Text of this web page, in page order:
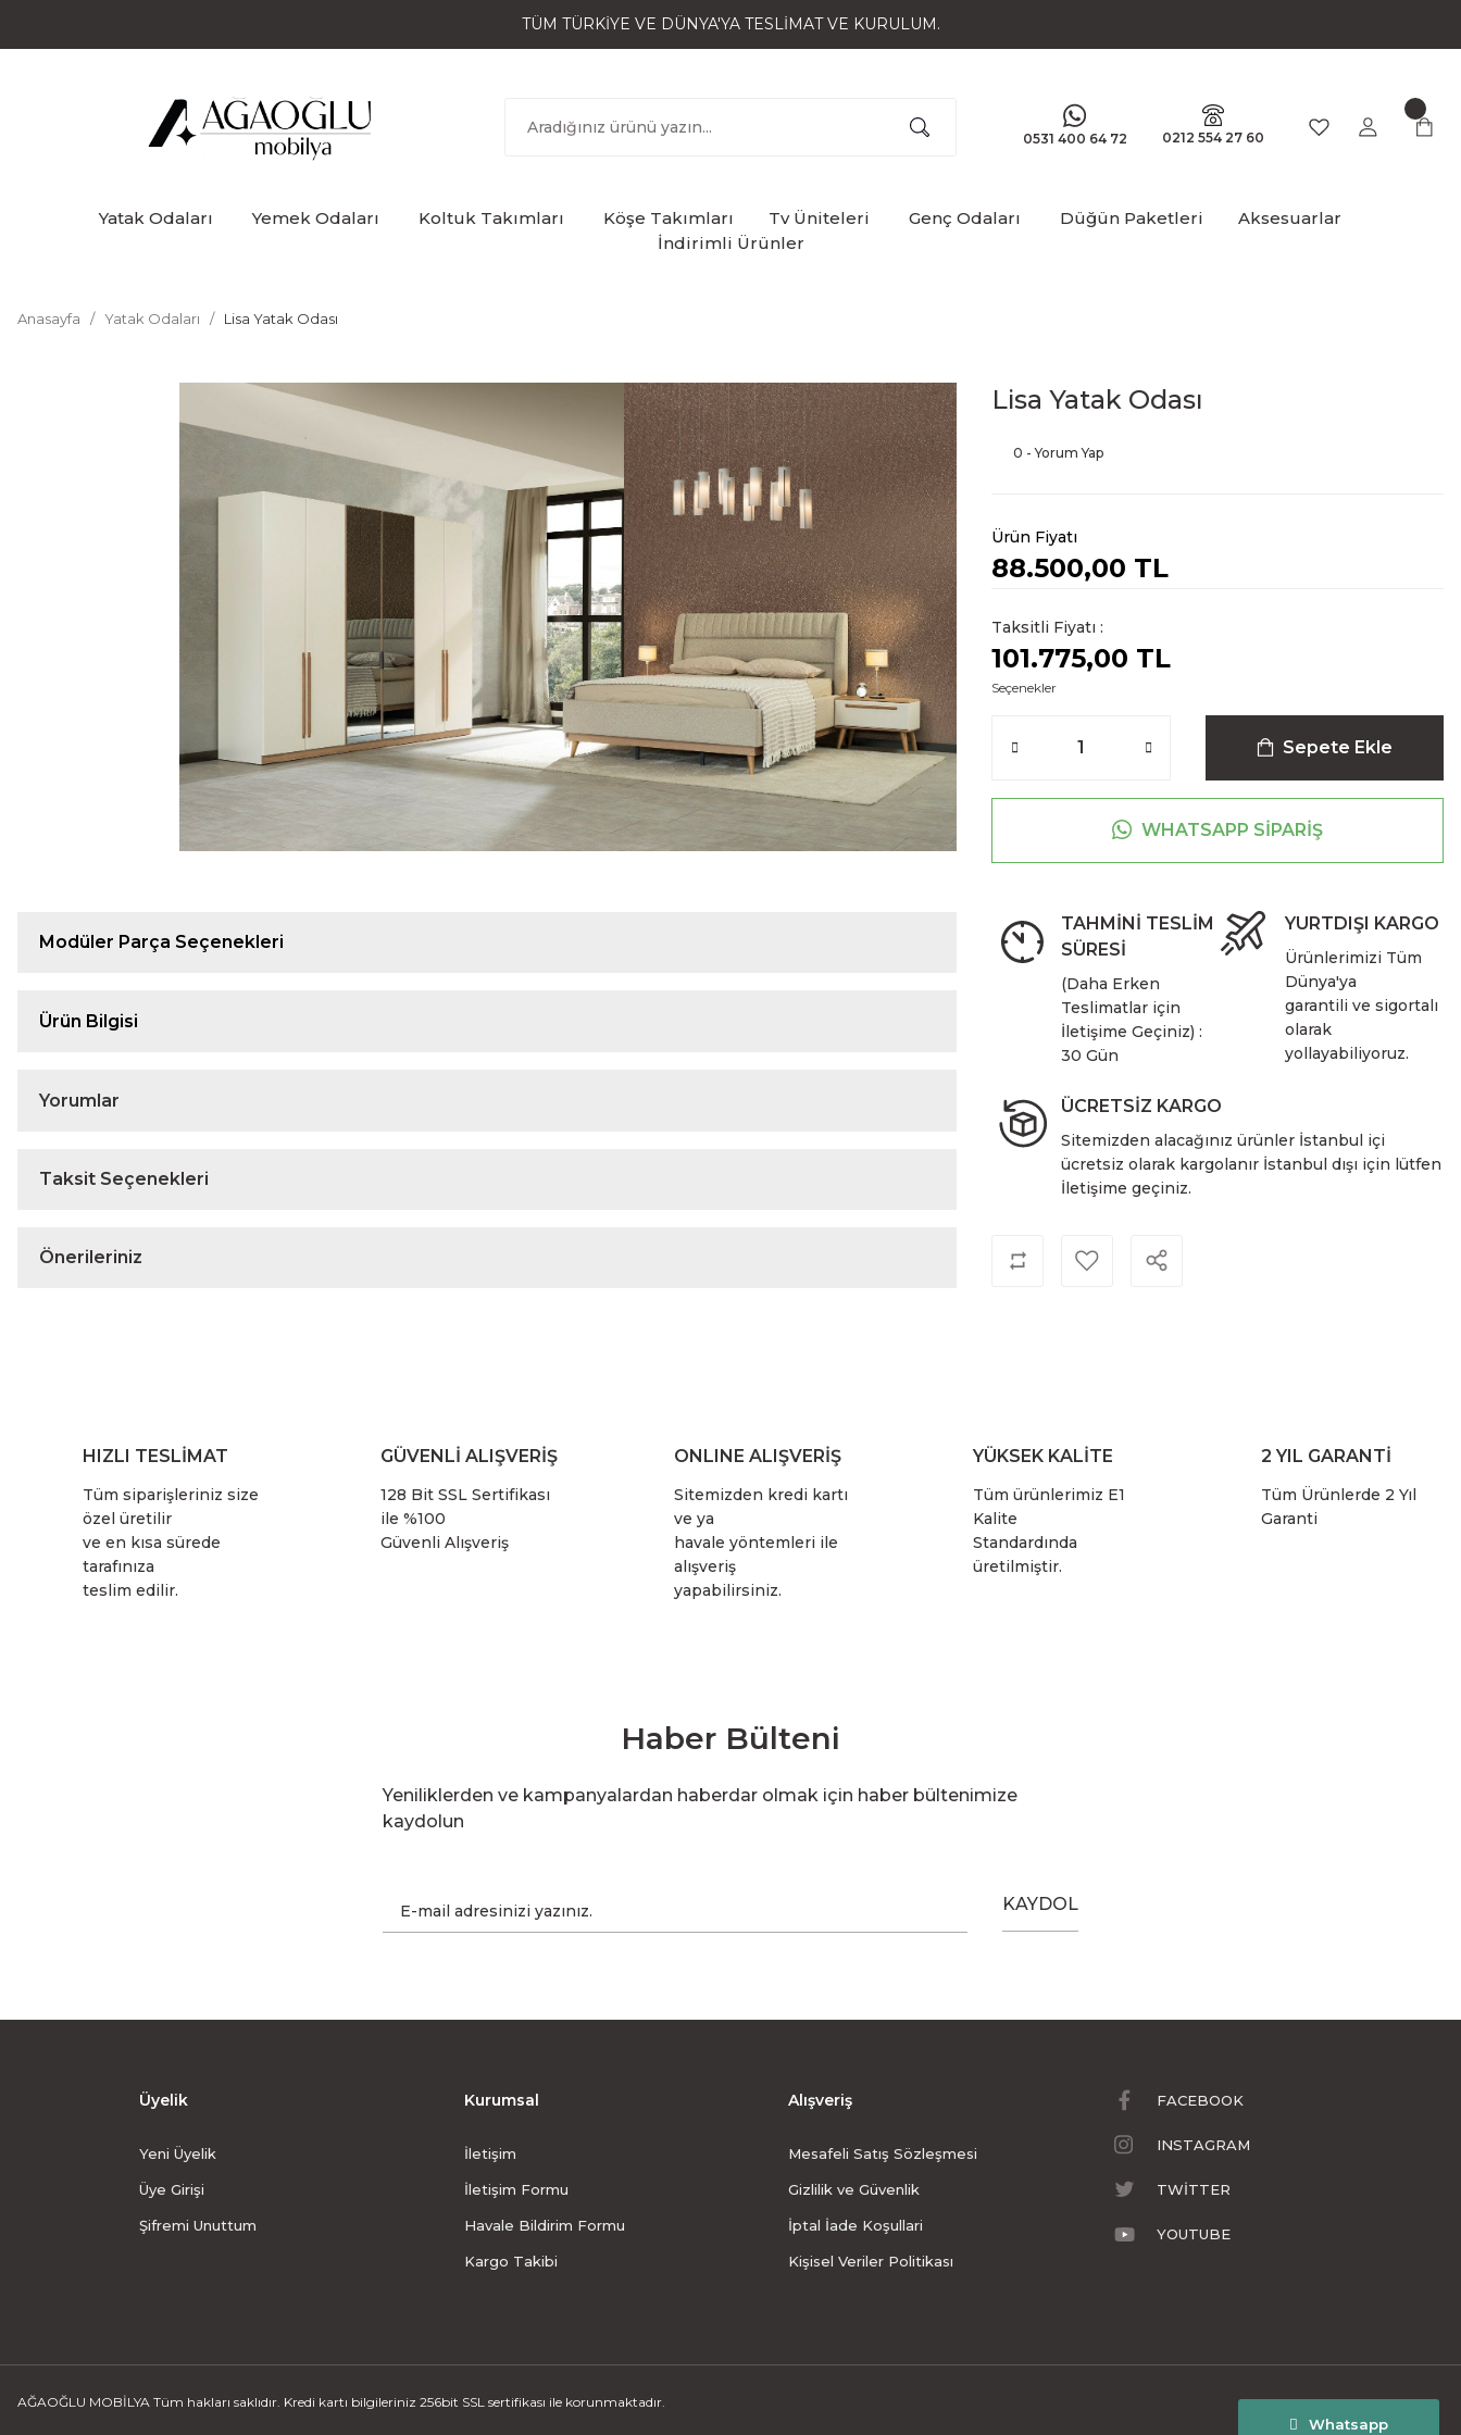
TÜM TÜRKİYE VE DÜNYA'YA TESLİMAT VE KURULUM.
0531 400 64 72 0212 554 27 60
Yatak Odaları Yemek Odaları Koltuk Takımları Köşe Takımları Tv Üniteleri Genç Odaları Düğün Paketleri
Aksesuarlar
İndirimli Ürünler
Anasayfa Yatak Odaları Lisa Yatak Odası
Modüler Parça Seçenekleri
Ürün Bilgisi
Yorumlar
Taksit Seçenekleri
Önerileriniz
Lisa Yatak Odası
0 - Yorum Yap
Ürün Fiyatı
88.500,00 TL
Taksitli Fiyatı :
101.775,00 TL
Seçenekler
Sepete Ekle
WHATSAPP SİPARİŞ
TAHMİNİ TESLİM
SÜRESİ
(Daha Erken
Teslimatlar için
İletişime Geçiniz) :
30 Gün
YURTDIŞI KARGO
Ürünlerimizi Tüm
Dünya'ya
garantili ve sigortalı
olarak
yollayabiliyoruz.
ÜCRETSİZ KARGO
Sitemizden alacağınız ürünler İstanbul içi
ücretsiz olarak kargolanır İstanbul dışı için lütfen
İletişime geçiniz.
HIZLI TESLİMAT
Tüm siparişleriniz size
özel üretilir
ve en kısa sürede
tarafınıza
teslim edilir.
GÜVENLİ ALIŞVERİŞ
128 Bit SSL Sertifikası
ile %100
Güvenli Alışveriş
ONLINE ALIŞVERİŞ
Sitemizden kredi kartı
ve ya
havale yöntemleri ile
alışveriş
yapabilirsiniz.
YÜKSEK KALİTE
Tüm ürünlerimiz E1
Kalite
Standardında
üretilmiştir.
2 YIL GARANTİ
Tüm Ürünlerde 2 Yıl
Garanti
Haber Bülteni
Yeniliklerden ve kampanyalardan haberdar olmak için haber bültenimize
kaydolun
KAYDOL
Üyelik
Yeni Üyelik
Üye Girişi
Şifremi Unuttum
Kurumsal
İletişim
İletişim Formu
Havale Bildirim Formu
Kargo Takibi
Alışveriş
Mesafeli Satış Sözleşmesi
Gizlilik ve Güvenlik
İptal İade Koşullari
Kişisel Veriler Politikası
FACEBOOK
INSTAGRAM
TWİTTER
YOUTUBE
AĞAOĞLU MOBİLYA Tüm hakları saklıdır. Kredi kartı bilgileriniz 256bit SSL sertifikası ile korunmaktadır.
Whatsapp